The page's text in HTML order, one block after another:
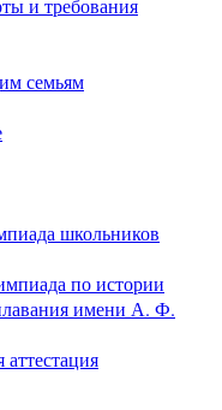
и требования
семьям
школьников
по истории
имени А. Ф.
аттестация